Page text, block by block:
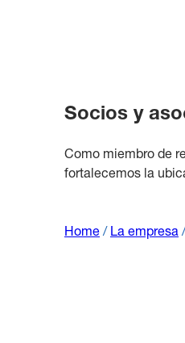
Socios y
Como miembro de
fortalecemos la
Home / La empresa /